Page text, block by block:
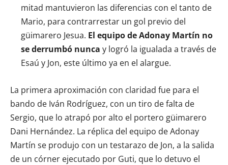
mitad mantuvieron las diferencias con el tanto de
Mario, para contrarrestar un gol previo del
güimarero Jesua. El equipo de Adonay Martín no
se derrumbó nunca y logró la igualada a través de
Esaú y Jon, este último ya en el alargue.
La primera aproximación con claridad fue para el
bando de Iván Rodríguez, con un tiro de falta de
Sergio, que lo atrapó por alto el portero güimarero
Dani Hernández. La réplica del equipo de Adonay
Martín se produjo con un testarazo de Jon, a la salida
de un córner ejecutado por Guti, que lo detuvo el